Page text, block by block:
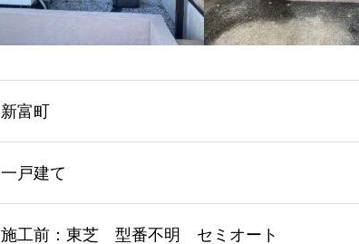
新富町
一戸建て
施工前：東芝 型番不明 セミオート